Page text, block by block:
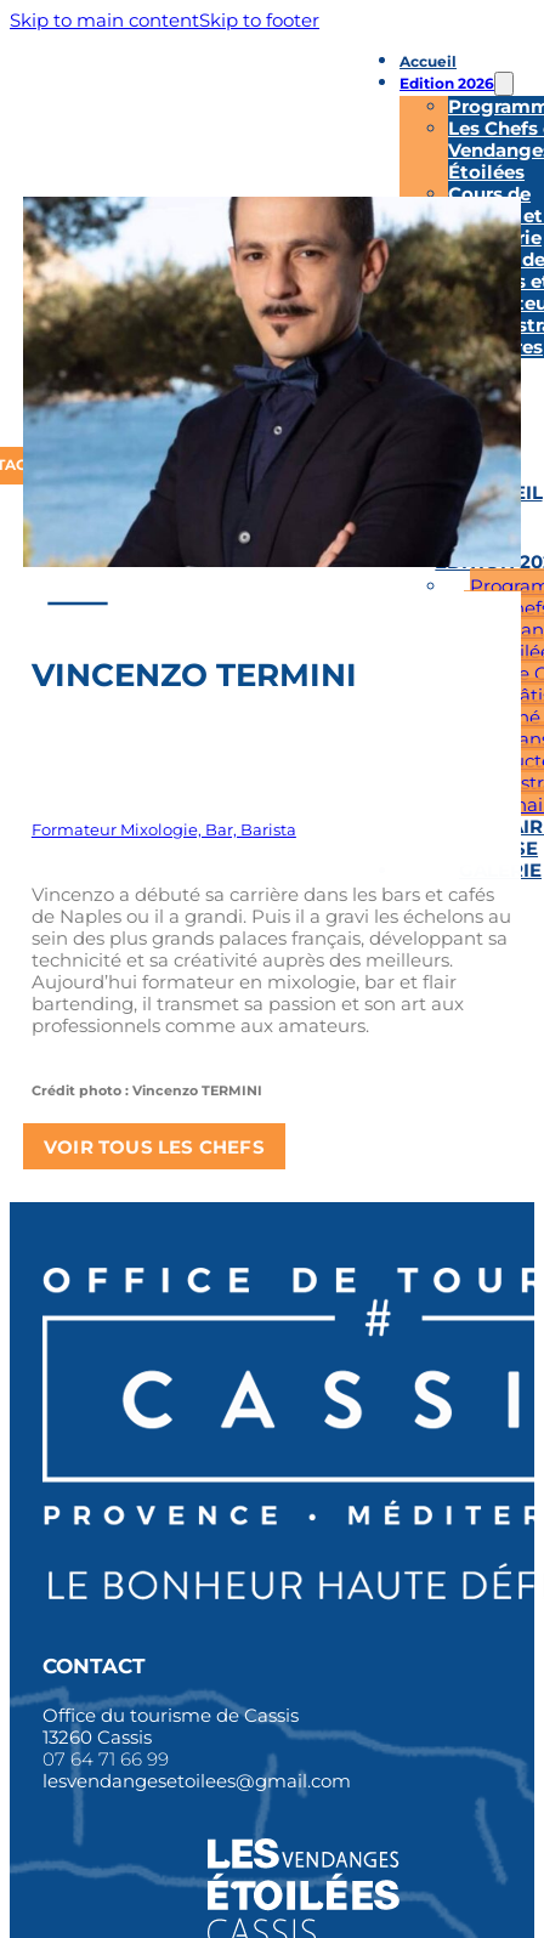
Skip to main contentSkip to footer
Accueil
Edition 2026
Les Chefs
Étoilées
Cours de
Cuisine
Pâtisserie
Marché
Artisans
Culinaires
Partenaires
Presse
ACCUEIL
EDITION
Les
Cours de
et de
PRESSE
GALERIE
VINCENZO TERMINI
Formateur Mixologie, Bar, Barista
Vincenzo a débuté sa carrière dans les bars et cafés
de Naples ou il a grandi. Puis il a gravi les échelons au
sein des plus grands palaces français, développant sa
technicité et sa créativité auprès des meilleurs.
Aujourd’hui formateur en mixologie, bar et flair
bartending, il transmet sa passion et son art aux
professionnels comme aux amateurs.
Crédit photo : Vincenzo TERMINI
VOIR TOUS LES CHEFS
CONTACT
Office du tourisme de Cassis
13260 Cassis
07 64 71 66 99
lesvendangesetoilees@gmail.com